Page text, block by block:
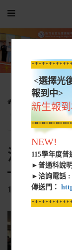
光復新聞 各
105-2優質化-交
活動花
105-2優質化-
<選擇光
報到中>
新生報
NEW!
115學年度
►普通科說明
►洽詢電話 :
傳送門：